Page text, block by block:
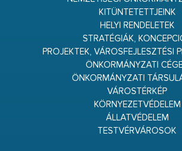
KITÜNTETETTJEINK
HELYI RENDELETEK
STRATÉGIÁK,
PROJEKTEK, VÁROSFEJLESZTÉSI
ÖNKORMÁNYZATI
ÖNKORMÁNYZATI
VÁROSTÉRKÉP
KÖRNYEZETVÉDELEM
ÁLLATVÉDELEM
TESTVÉRVÁROSOK